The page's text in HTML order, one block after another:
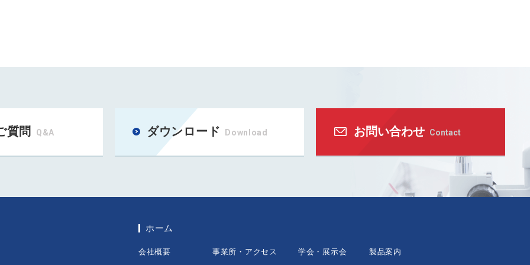
質問 Q&A ダウンロード Download お問い合わせ Contact
ホーム
会社概要 事業所・アクセス 学会・展示会 製品案内